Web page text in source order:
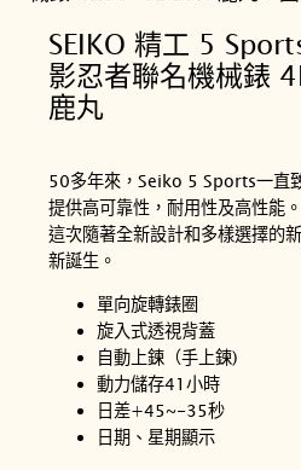
SEIKO 精工 5
影忍者聯名機械錶
鹿丸
50多年來，Seiko 5 Sports一直
提供高可靠性，耐用性及高性能。
這次隨著全新設計和多樣選擇的
新誕生。
單向旋轉錶圈
旋入式透視背蓋
自動上鍊（手上鍊)
動力儲存41小時
日差+45~-35秒
日期、星期顯示